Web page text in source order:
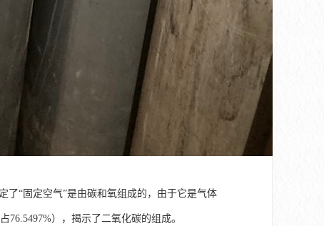
了“固定空气”是由碳和氧组成的，由于它是气体
76.5497%），揭示了二氧化碳的组成。